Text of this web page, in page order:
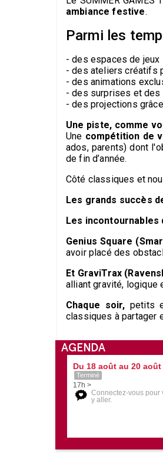
ambiance festive.
Parmi les
- des espaces de
- des ateliers créatifs
- des animations
- des surprises et des
- des projections
Une piste, comme
Une compétition de
ados, parents) dont
de fin d’année.
Côté classiques et
Les grands succès
Les incontournables
Genius Square
avoir placé des
Et GraviTrax
alliant gravité, logique
Chaque soir, petits
classiques à partager
AGENDA
Du 18 août au 20 août
Terminé
17h >
Connectez-vous pour
y aller.